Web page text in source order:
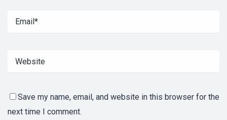
Save my name, email, and website in this browser for the
next time I comment.